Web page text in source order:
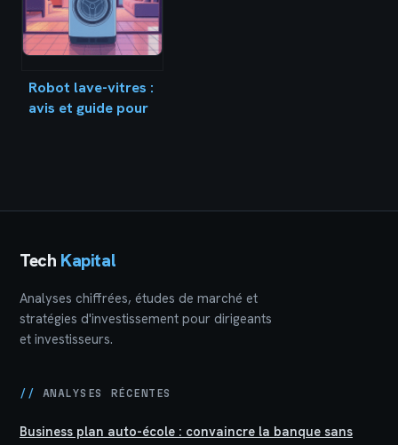
Robot lave-vitres :
avis et guide pour
Tech Kapital
Analyses chiffrées, études de marché et
stratégies d'investissement pour dirigeants
et investisseurs.
// ANALYSES RÉCENTES
Business plan auto-école : convaincre la banque sans